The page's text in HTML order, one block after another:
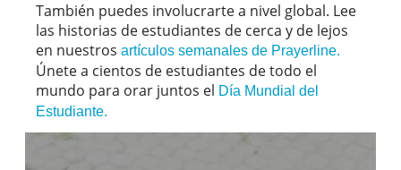
También puedes involucrarte a nivel global. Lee
las historias de estudiantes de cerca y de lejos
en nuestros artículos semanales de Prayerline.
Únete a cientos de estudiantes de todo el
mundo para orar juntos el Día Mundial del
Estudiante.